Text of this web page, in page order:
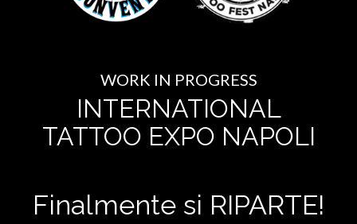
WORK IN PROGRESS
INTERNATIONAL
TATTOO EXPO NAPOLI
Finalmente si RIPARTE!